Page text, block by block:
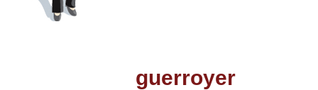
guerroyer